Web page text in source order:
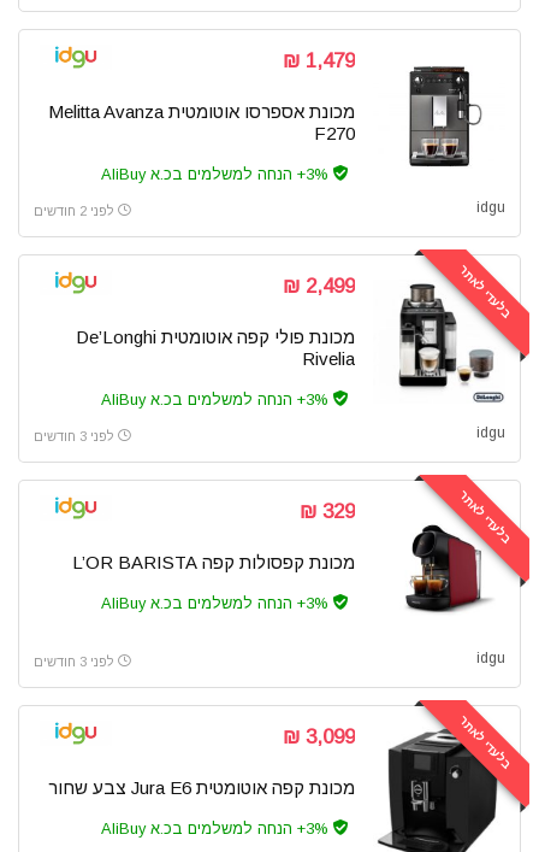
1,479 ₪
מכונת אספרסו אוטומטית Melitta Avanza
F270
idgu לפני 2 חודשים
בלעדי לאתר 2,499 ₪
מכונת פולי קפה אוטומטית De’Longhi
Rivelia
idgu לפני 3 חודשים
בלעדי לאתר 329 ₪
מכונת קפסולות קפה L’OR BARISTA
idgu לפני 3 חודשים
בלעדי לאתר 3,099 ₪
מכונת קפה אוטומטית Jura E6 צבע שחור